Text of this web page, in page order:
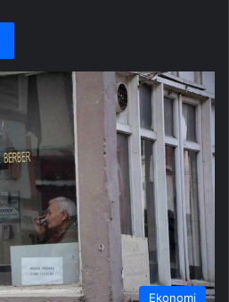
Ekonomi